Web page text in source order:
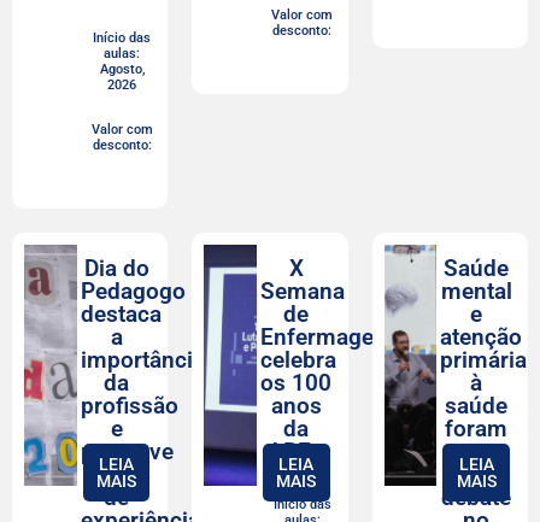
Início das
aulas:
Agosto,
2026
Valor com
desconto:
Valor com
desconto:
Dia do
Pedagogo
destaca
a
importância
da
profissão
e
promove
troca
de
LEIA
MAIS
X
Semana
de
Enfermagem
celebra
os 100
anos
da
ABEn
Início das
LEIA
MAIS
Saúde
mental
e
atenção
primária
à
saúde
foram
tema
de
debate
LEIA
MAIS